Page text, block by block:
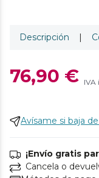
Descripción |
76,90 € IVA
Avísame si baja
¡Envío gratis
Cancela o